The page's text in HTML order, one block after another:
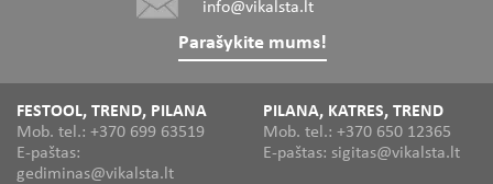
info@vikalsta.lt
Parašykite mums!
FESTOOL, TREND, PILANA
Mob. tel.: +370 699 63519
E-paštas:
gediminas@vikalsta.lt
PILANA, KATRES, TREND
Mob. tel.: +370 650 12365
E-paštas: sigitas@vikalsta.lt